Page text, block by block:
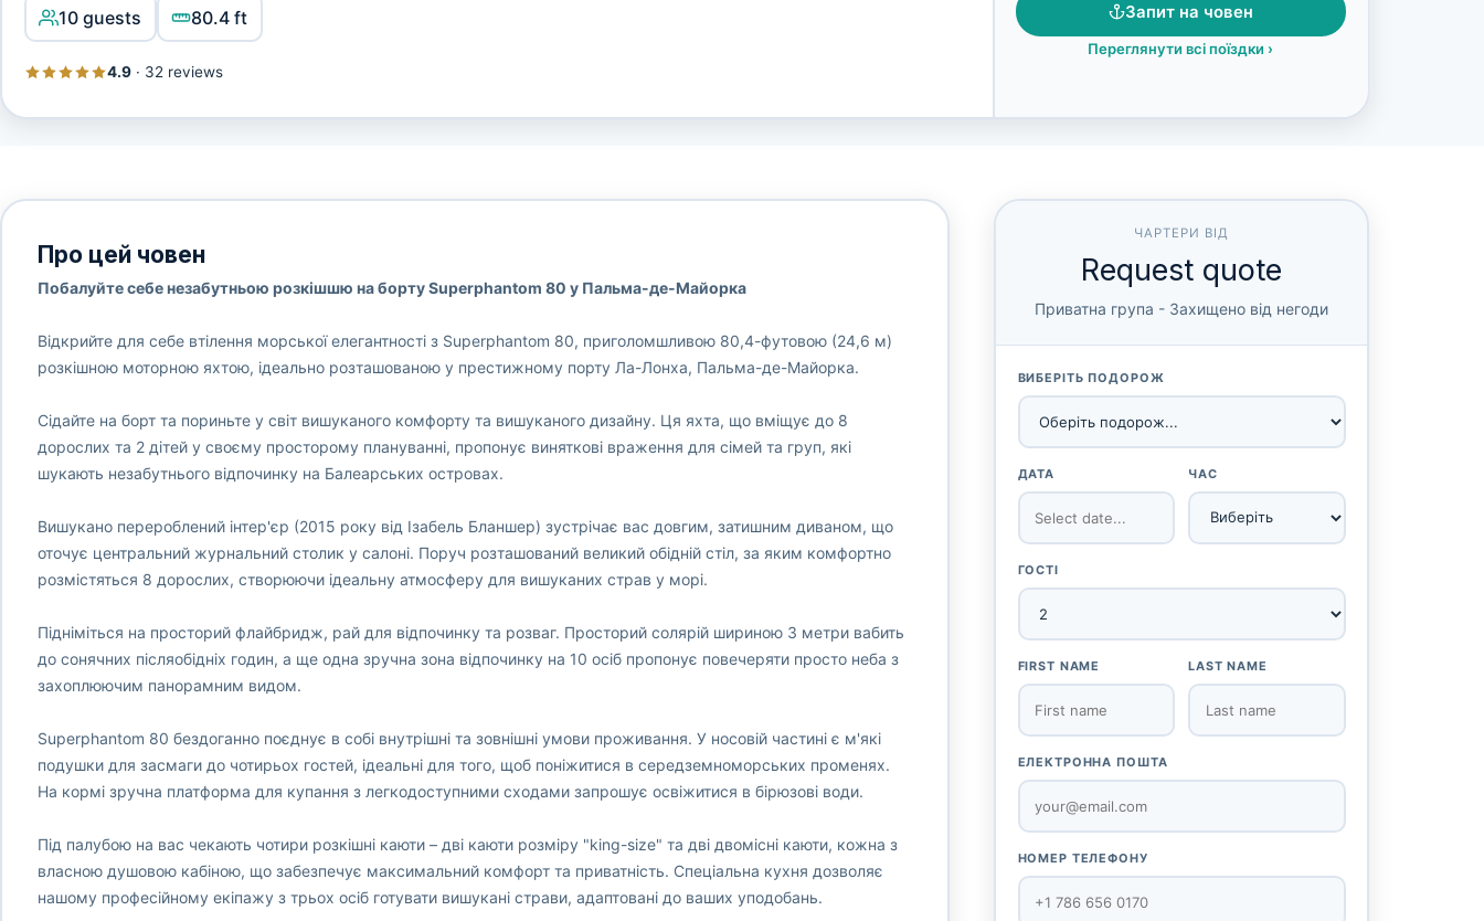
10 guests 80.4 ft
4.9· 32 reviews
Запит на човен
Переглянути всі поїздки ›
Про цей човен
Побалуйте себе незабутньою розкішшю на борту Superphantom 80 у Пальма-де-Майорка
Відкрийте для себе втілення морської елегантності з Superphantom 80, приголомшливою 80,4-футовою (24,6 м)
розкішною моторною яхтою, ідеально розташованою у престижному порту Ла-Лонха, Пальма-де-Майорка.
Сідайте на борт та пориньте у світ вишуканого комфорту та вишуканого дизайну. Ця яхта, що вміщує до 8
дорослих та 2 дітей у своєму просторому плануванні, пропонує виняткові враження для сімей та груп, які
шукають незабутнього відпочинку на Балеарських островах.
Вишукано перероблений інтер'єр (2015 року від Ізабель Бланшер) зустрічає вас довгим, затишним диваном, що
оточує центральний журнальний столик у салоні. Поруч розташований великий обідній стіл, за яким комфортно
розмістяться 8 дорослих, створюючи ідеальну атмосферу для вишуканих страв у морі.
Підніміться на просторий флайбридж, рай для відпочинку та розваг. Просторий солярій шириною 3 метри вабить
до сонячних післяобідніх годин, а ще одна зручна зона відпочинку на 10 осіб пропонує повечеряти просто неба з
захоплюючим панорамним видом.
Superphantom 80 бездоганно поєднує в собі внутрішні та зовнішні умови проживання. У носовій частині є м'які
подушки для засмаги до чотирьох гостей, ідеальні для того, щоб поніжитися в середземноморських променях.
На кормі зручна платформа для купання з легкодоступними сходами запрошує освіжитися в бірюзові води.
Під палубою на вас чекають чотири розкішні каюти – дві каюти розміру "king-size" та дві двомісні каюти, кожна з
власною душовою кабіною, що забезпечує максимальний комфорт та приватність. Спеціальна кухня дозволяє
нашому професійному екіпажу з трьох осіб готувати вишукані страви, адаптовані до ваших уподобань.
ЧАРТЕРИ ВІД
Request quote
Приватна група - Захищено від негоди
ВИБЕРІТЬ ПОДОРОЖ
ДАТА ЧАС
ГОСТІ
FIRST NAME LAST NAME
ЕЛЕКТРОННА ПОШТА
НОМЕР ТЕЛЕФОНУ